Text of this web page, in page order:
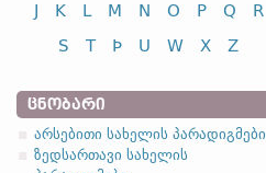
J
K L M N O P Q
R
S
T Þ U W X Z
ᲪᲜᲝᲑᲐᲠᲘ
არსებითი სახელის პარადიგმები
ზედსართავი სახელის